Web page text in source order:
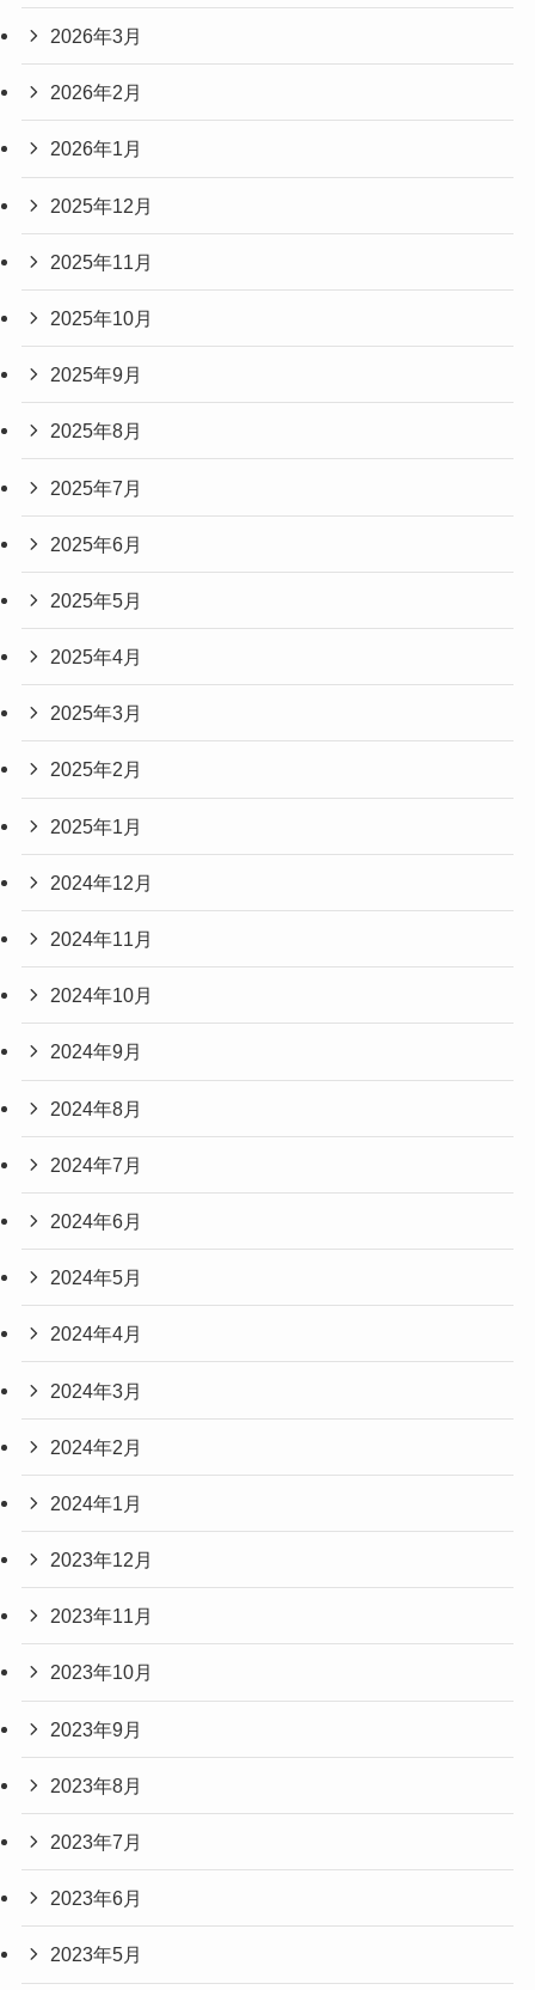
2026年3月
2026年2月
2026年1月
2025年12月
2025年11月
2025年10月
2025年9月
2025年8月
2025年7月
2025年6月
2025年5月
2025年4月
2025年3月
2025年2月
2025年1月
2024年12月
2024年11月
2024年10月
2024年9月
2024年8月
2024年7月
2024年6月
2024年5月
2024年4月
2024年3月
2024年2月
2024年1月
2023年12月
2023年11月
2023年10月
2023年9月
2023年8月
2023年7月
2023年6月
2023年5月